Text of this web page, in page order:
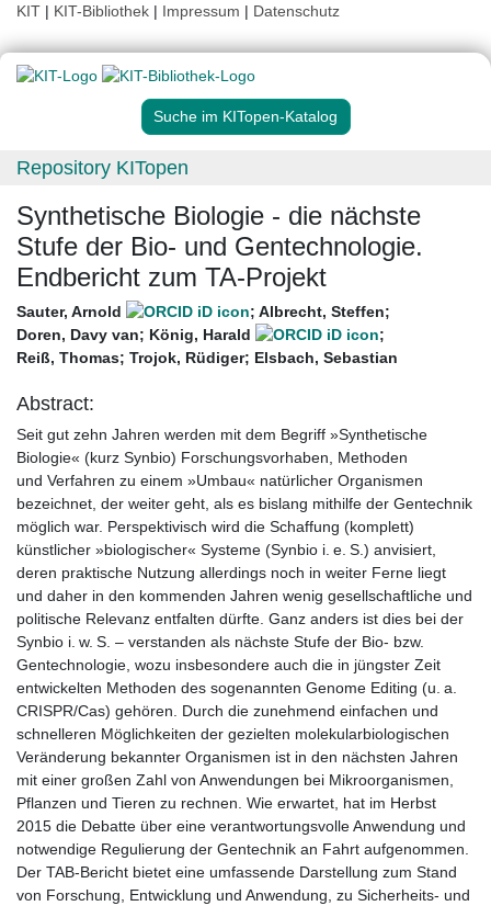
KIT | KIT-Bibliothek | Impressum | Datenschutz
Suche im KITopen-Katalog
Repository KITopen
Synthetische Biologie - die nächste
Stufe der Bio- und Gentechnologie.
Endbericht zum TA-Projekt
Sauter, Arnold ; Albrecht, Steffen;
Doren, Davy van; König, Harald
;
Reiß, Thomas; Trojok, Rüdiger; Elsbach, Sebastian
Abstract:
Seit gut zehn Jahren werden mit dem Begriff »Synthetische
Biologie« (kurz Synbio) Forschungsvorhaben, Methoden
und Verfahren zu einem »Umbau« natürlicher Organismen
bezeichnet, der weiter geht, als es bislang mithilfe der Gentechnik
möglich war. Perspektivisch wird die Schaffung (komplett)
künstlicher »biologischer« Systeme (Synbio i. e. S.) anvisiert,
deren praktische Nutzung allerdings noch in weiter Ferne liegt
und daher in den kommenden Jahren wenig gesellschaftliche und
politische Relevanz entfalten dürfte. Ganz anders ist dies bei der
Synbio i. w. S. – verstanden als nächste Stufe der Bio- bzw.
Gentechnologie, wozu insbesondere auch die in jüngster Zeit
entwickelten Methoden des sogenannten Genome Editing (u. a.
CRISPR/Cas) gehören. Durch die zunehmend einfachen und
schnelleren Möglichkeiten der gezielten molekularbiologischen
Veränderung bekannter Organismen ist in den nächsten Jahren
mit einer großen Zahl von Anwendungen bei Mikroorganismen,
Pflanzen und Tieren zu rechnen. Wie erwartet, hat im Herbst
2015 die Debatte über eine verantwortungsvolle Anwendung und
notwendige Regulierung der Gentechnik an Fahrt aufgenommen.
Der TAB-Bericht bietet eine umfassende Darstellung zum Stand
von Forschung, Entwicklung und Anwendung, zu Sicherheits- und